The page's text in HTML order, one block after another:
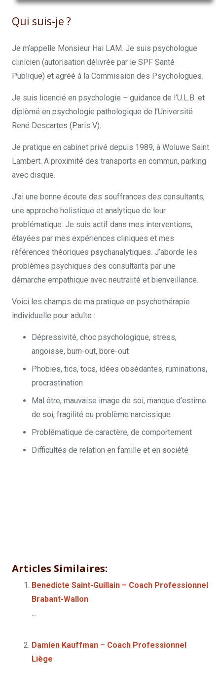
Qui suis-je ?
Je m’appelle Monsieur Hai LAM. Je suis psychologue
clinicien (autorisation délivrée par le SPF Santé
Publique) et agréé à la Commission des Psychologues.
Je suis licencié en psychologie – guidance de l’U.L.B. et
diplômé en psychologie pathologique de l’Université
René Descartes (Paris V).
Je pratique en cabinet privé depuis 1989, à Woluwe Saint
Lambert. A proximité des transports en commun, parking
avec disque.
J’ai une bonne écoute des souffrances des consultants,
une approche holistique et analytique de leur
problématique. Je suis actif dans mes interventions,
étayées par mes expériences cliniques et mes
références théoriques psychanalytiques. J’aborde les
problèmes psychiques des consultants par une
démarche empathique avec neutralité et bienveillance.
Voici les champs de ma pratique en psychothérapie
individuelle pour adulte :
Dépressivité, choc psychologique, stress,
angoisse, burn-out, bore-out
Phobies, tics, tocs, idées obsédantes, ruminations,
procrastination
Mal être, mauvaise image de soi, manque d’estime
de soi, fragilité ou problème narcissique
Problématique de caractère, de comportement
Difficultés de relation en famille et en société
Articles Similaires:
Benedicte Saint-Guillain – Coach Professionnel
Brabant-Wallon
...
Damien Kauffman – Coach Professionnel
Liège